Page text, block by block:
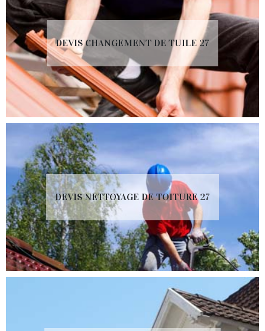
DEVIS CHANGEMENT DE TUILE 27
DEVIS NETTOYAGE DE TOITURE 27